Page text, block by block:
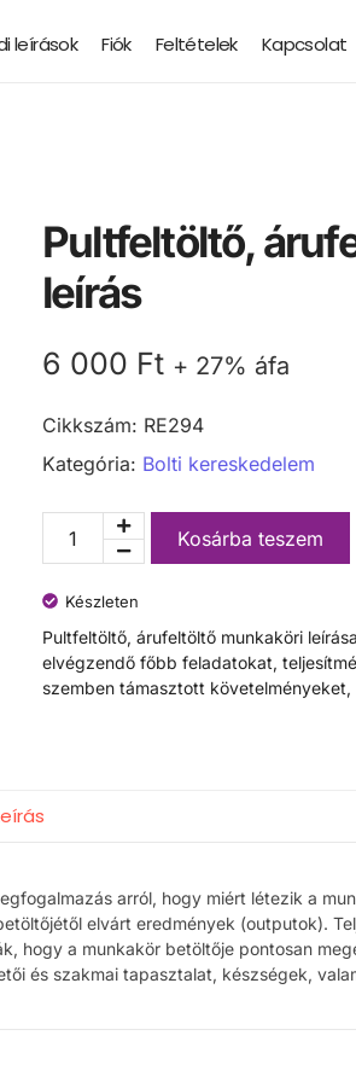
leírások Fiók Feltételek Kapcsolat
Pultfeltöltő,
leírás
6 000 Ft + 27% áfa
Cikkszám: RE294
Kategória: Bolti kereskedelem
Kosárba teszem
Készleten
Pultfeltöltő, árufeltöltő munkaköri
elvégzendő főbb feladatokat,
szemben támasztott
arról, hogy miért létezik a
elvárt eredmények (outputok).
hogy a munkakör betöltője pontosan
és szakmai tapasztalat, készségek,